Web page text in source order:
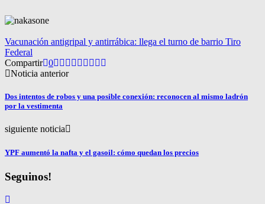
Vacunación antigripal y antirrábica: llega el turno de barrio Tiro
Federal
Compartir 0
Noticia anterior
Dos intentos de robos y una posible conexión: reconocen al mismo ladrón
por la vestimenta
siguiente noticia
YPF aumentó la nafta y el gasoil: cómo quedan los precios
Seguinos!